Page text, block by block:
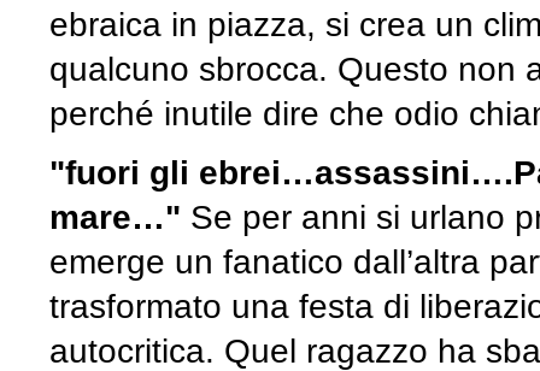
ebraica in piazza, si crea un
qualcuno sbrocca. Questo non
perché inutile dire che odio
"fuori gli
mare…" Se per anni si urlano
emerge un fanatico dall’altra
trasformato una festa di
autocritica. Quel ragazzo ha